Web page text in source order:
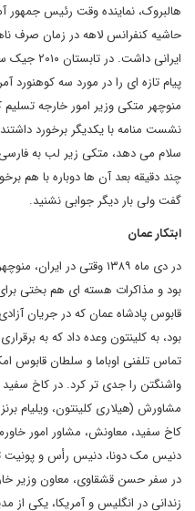
هالبروک، نماینده وقت رئیس جمهور
حاشیه کنفرانس لاهه در زمان صرف
ایرانی
پیام تازه ای را در مورد سه کوهنورد
منوچهر متکی وزیر امور خارجه
نشست منامه با یکدیگر برخورد
سلام می دهد، متکی زیر لب به
چند دقیقه بعد آن ها دوباره با هم
گفت ولی بار دیگر جوابی نشنید.
ابتکار عمان
در دی ماه ۱۳۸۹ وقتی در
بود و مذاکرات هسته ای هم بختی
قابوس پادشاه عمان که در جریان
بود، به کلینتون وعده داد که به
تماس تلفنی اوباما و سلطان قابوس
واشنگتن را جدی تر کرد. در کاخ
مشاورش (هیلاری کلینتون، ویلیام
کاخ سفید، معاونش، مشاور امور
دنیس مک دونا، دنیس رأس و پونیت
در سفر حسن قشقاوی، معاون وزیر
زندانی در انگلیس و آمریکا، یکی از